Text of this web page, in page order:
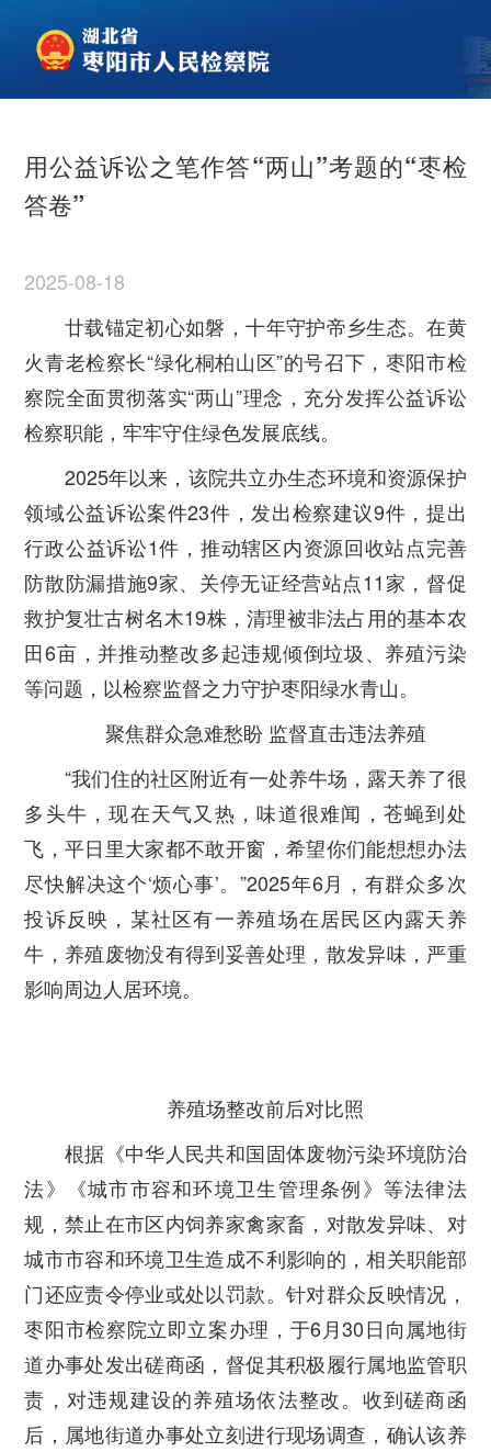
用公益诉讼之笔作答“两山”考题的“枣检
答卷”
2025-08-18
廿载锚定初心如磐，十年守护帝乡生态。在黄
火青老检察长“绿化桐柏山区”的号召下，枣阳市检
察院全面贯彻落实“两山”理念，充分发挥公益诉讼
检察职能，牢牢守住绿色发展底线。
2025年以来，该院共立办生态环境和资源保护
领域公益诉讼案件23件，发出检察建议9件，提出
行政公益诉讼1件，推动辖区内资源回收站点完善
防散防漏措施9家、关停无证经营站点11家，督促
救护复壮古树名木19株，清理被非法占用的基本农
田6亩，并推动整改多起违规倾倒垃圾、养殖污染
等问题，以检察监督之力守护枣阳绿水青山。
聚焦群众急难愁盼 监督直击违法养殖
“我们住的社区附近有一处养牛场，露天养了很
多头牛，现在天气又热，味道很难闻，苍蝇到处
飞，平日里大家都不敢开窗，希望你们能想想办法
尽快解决这个‘烦心事’。”2025年6月，有群众多次
投诉反映，某社区有一养殖场在居民区内露天养
牛，养殖废物没有得到妥善处理，散发异味，严重
影响周边人居环境。
养殖场整改前后对比照
根据《中华人民共和国固体废物污染环境防治
法》《城市市容和环境卫生管理条例》等法律法
规，禁止在市区内饲养家禽家畜，对散发异味、对
城市市容和环境卫生造成不利影响的，相关职能部
门还应责令停业或处以罚款。针对群众反映情况，
枣阳市检察院立即立案办理，于6月30日向属地街
道办事处发出磋商函，督促其积极履行属地监管职
责，对违规建设的养殖场依法整改。收到磋商函
后，属地街道办事处立刻进行现场调查，确认该养